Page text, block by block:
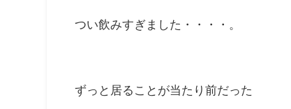
つい飲みすぎました・・・・。
ずっと居ることが当たり前だった